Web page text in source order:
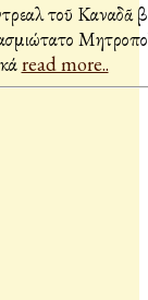
τοῦ Καναδᾶ
read more..